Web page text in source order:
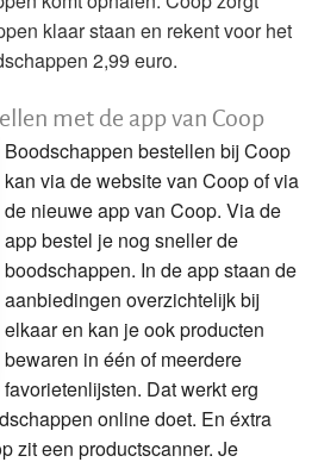
klaar staan en rekent voor het
2,99 euro.
met de app van Coop
Boodschappen bestellen bij Coop
kan via de website van Coop of via
de nieuwe app van Coop. Via de
app bestel je nog sneller de
boodschappen. In de app staan de
aanbiedingen overzichtelijk bij
elkaar en kan je ook producten
bewaren in één of meerdere
favorietenlijsten. Dat werkt erg
online doet. En éxtra
zit een productscanner. Je